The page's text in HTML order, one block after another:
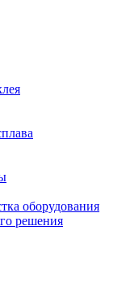
оборудования
решения